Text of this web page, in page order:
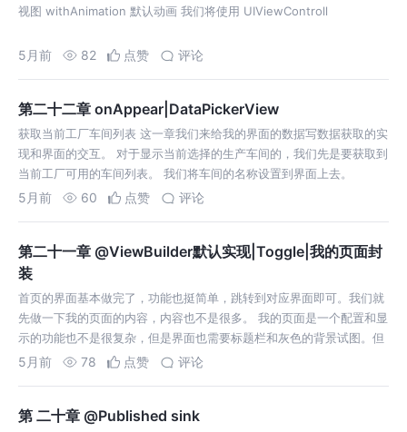
视图 withAnimation 默认动画 我们将使用 UIViewControll
5月前 82 点赞 评论
第二十二章 onAppear|DataPickerView
获取当前工厂车间列表 这一章我们来给我的界面的数据写数据获取的实
现和界面的交互。 对于显示当前选择的生产车间的，我们先是要获取到
当前工厂可用的车间列表。 我们将车间的名称设置到界面上去。
onAppe
5月前 60 点赞 评论
第二十一章 @ViewBuilder默认实现|Toggle|我的页面封
装
首页的界面基本做完了，功能也挺简单，跳转到对应界面即可。我们就
先做一下我的页面的内容，内容也不是很多。 我的页面是一个配置和显
示的功能也不是很复杂，但是界面也需要标题栏和灰色的背景试图。但
是我们就需要
5月前 78 点赞 评论
第 二十章 @Published sink